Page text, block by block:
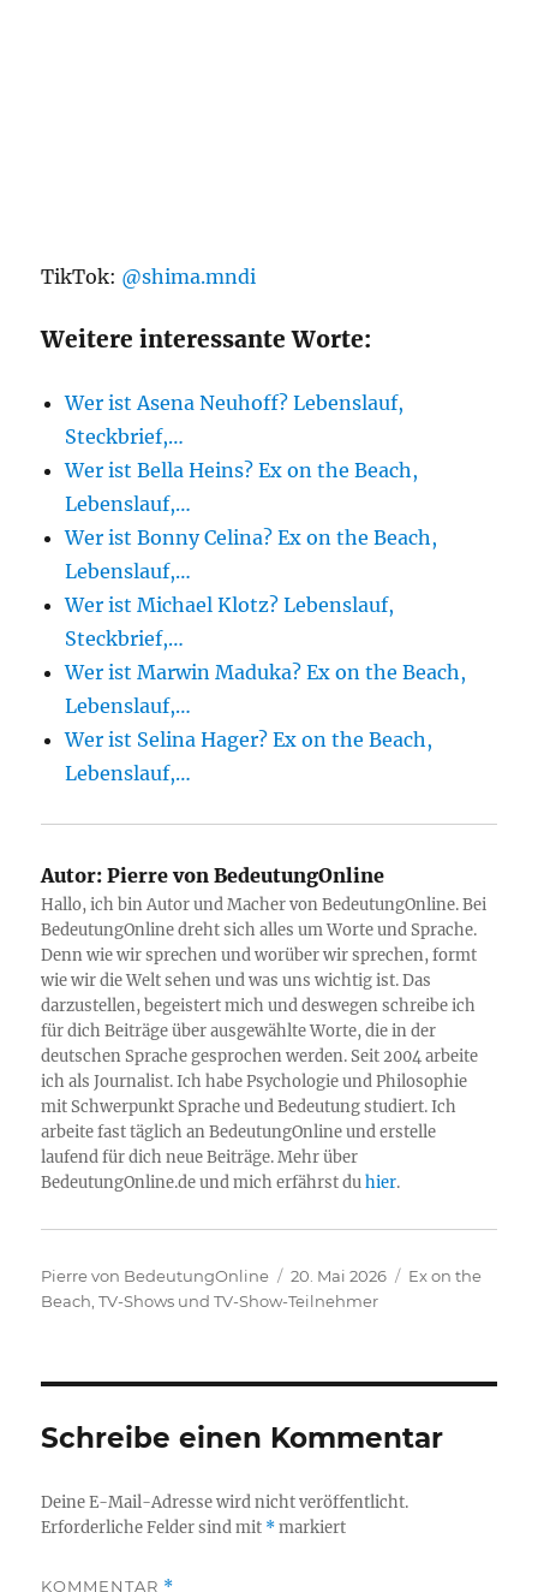
TikTok: @shima.mndi
Weitere interessante Worte:
Wer ist Asena Neuhoff? Lebenslauf,
Steckbrief,…
Wer ist Bella Heins? Ex on the Beach,
Lebenslauf,…
Wer ist Bonny Celina? Ex on the Beach,
Lebenslauf,…
Wer ist Michael Klotz? Lebenslauf,
Steckbrief,…
Wer ist Marwin Maduka? Ex on the Beach,
Lebenslauf,…
Wer ist Selina Hager? Ex on the Beach,
Lebenslauf,…
Autor: Pierre von BedeutungOnline
Hallo, ich bin Autor und Macher von BedeutungOnline. Bei
BedeutungOnline dreht sich alles um Worte und Sprache.
Denn wie wir sprechen und worüber wir sprechen, formt
wie wir die Welt sehen und was uns wichtig ist. Das
darzustellen, begeistert mich und deswegen schreibe ich
für dich Beiträge über ausgewählte Worte, die in der
deutschen Sprache gesprochen werden. Seit 2004 arbeite
ich als Journalist. Ich habe Psychologie und Philosophie
mit Schwerpunkt Sprache und Bedeutung studiert. Ich
arbeite fast täglich an BedeutungOnline und erstelle
laufend für dich neue Beiträge. Mehr über
BedeutungOnline.de und mich erfährst duhier.
Autor
Pierre von BedeutungOnline
Veröffentlicht
am
20. Mai 2026 Kategorien
Ex on the
Beach ,TV-Shows und TV-Show-Teilnehmer
Schreibe einen Kommentar
Deine E-Mail-Adresse wird nicht veröffentlicht.
Erforderliche Felder sind mit *markiert
KOMMENTAR *